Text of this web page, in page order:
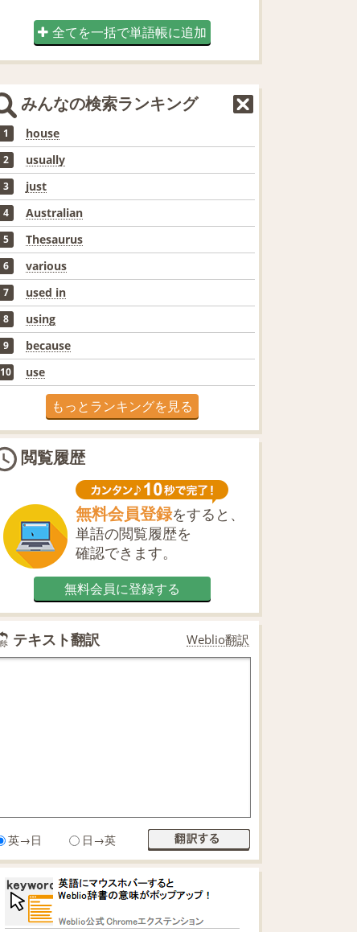
全てを一括で単語帳に追加
みんなの検索ランキング
1 house
2 usually
3 just
4 Australian
5 Thesaurus
6 various
7 used in
8 using
9 because
10 use
もっとランキングを見る
閲覧履歴
無料会員登録をすると、
単語の閲覧履歴を
確認できます。
無料会員に登録する
テキスト翻訳 Weblio翻訳
英→日 日→英